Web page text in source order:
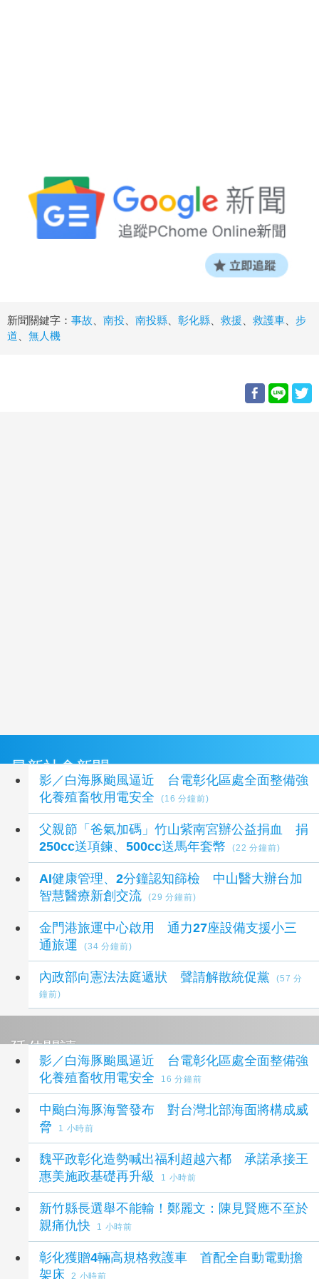
新聞關鍵字： 事故 南投 南投縣 彰化縣 救援 救護車
步
道
無人機
最新社會新聞
影／白海豚颱風逼近 台電彰化區處全面整備強
化養殖畜牧用電安全
(16 分鐘前)
父親節「爸氣加碼」竹山紫南宮辦公益捐血 捐
250cc送項鍊、500cc送馬年套幣
(22 分鐘前)
AI健康管理、2分鐘認知篩檢 中山醫大辦台加
智慧醫療新創交流
(29 分鐘前)
金門港旅運中心啟用 通力27座設備支援小三
通旅運
(34 分鐘前)
內政部向憲法法庭遞狀 聲請解散統促黨
(57 分
鐘前)
延伸閱讀
影／白海豚颱風逼近 台電彰化區處全面整備強
化養殖畜牧用電安全
16 分鐘前
中颱白海豚海警發布 對台灣北部海面將構成威
脅
1 小時前
魏平政彰化造勢喊出福利超越六都 承諾承接王
惠美施政基礎再升級
1 小時前
新竹縣長選舉不能輸！鄭麗文：陳見賢應不至於
親痛仇快
1 小時前
彰化獲贈4輛高規格救護車 首配全自動電動擔
架床
2 小時前